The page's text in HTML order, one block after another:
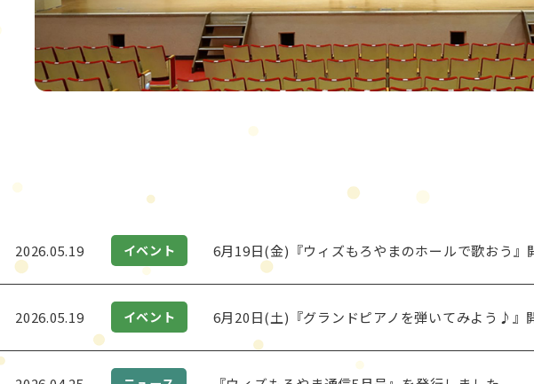
2026.05.19 イベント 6月19日(金)『ウィズもろやまのホールで歌おう』
2026.05.19 イベント 6月20日(土)『グランドピアノを弾いてみよう♪』